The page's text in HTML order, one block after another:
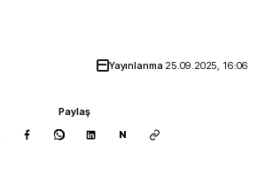
Yayınlanma 25.09.2025, 16:06
Paylaş
N